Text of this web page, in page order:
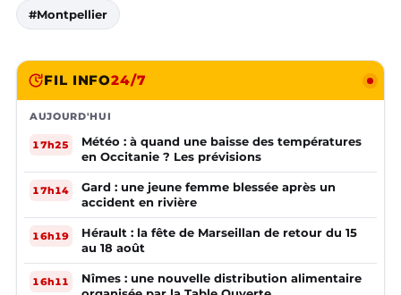
#Montpellier
FIL INFO24/7
AUJOURD'HUI
17h25
Météo : à quand une baisse des températures
en Occitanie ? Les prévisions
17h14
Gard : une jeune femme blessée après un
accident en rivière
16h19
Hérault : la fête de Marseillan de retour du 15
au 18 août
16h11
Nîmes : une nouvelle distribution alimentaire